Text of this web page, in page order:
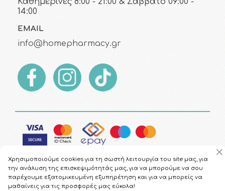
14:00
EMAIL
info@homepharmacy.gr
Χρησιμοποιούμε cookies για τη σωστή λειτουργία του site μας, για
την ανάλυση της επισκεψιμότητάς μας, για να μπορούμε να σου
παρέχουμε εξατομικευμένη εξυπηρέτηση και για να μπορείς να
μαθαίνεις για τις προσφορές μας εύκολα!